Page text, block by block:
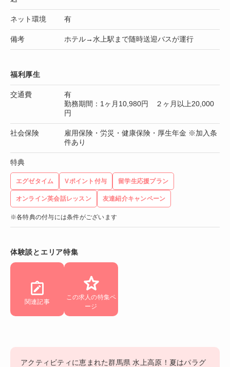
ネット環境 有
備考 ホテル→水上駅まで随時送迎バスが運行
福利厚生
交通費
有
勤務期間：1ヶ月10,980円 ２ヶ月以上20,000
円
社会保険
雇用保険・労災・健康保険・厚生年金 ※加入条
件あり
特典
エグゼタイム Vポイント付与 留学生応援プラン
オンライン英会話レッスン 友達紹介キャンペーン
※各特典の付与には条件がございます
体験談とエリア特集
関連記事
この求人の特集ペ
ージ
アクティビティに恵まれた群馬県 水上高原！夏はパラグ